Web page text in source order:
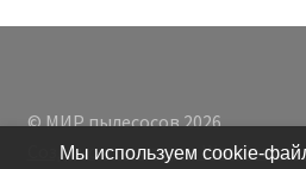
© МИР пылесосов 2026
Создано с помощью
Мы используем cookie-